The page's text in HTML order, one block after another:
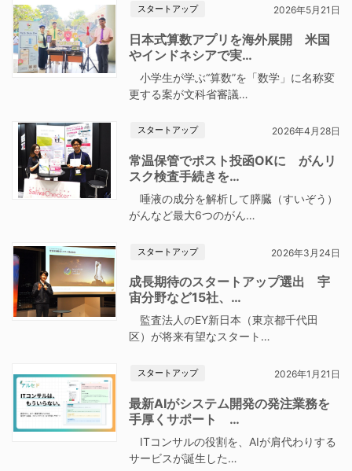
スタートアップ 2026年5月21日
日本式算数アプリを海外展開 米国
やインドネシアで実…
小学生が学ぶ“算数”を「数学」に名称変
更する案が文科省審議…
スタートアップ 2026年4月28日
常温保管でポスト投函OKに がんリ
スク検査手続きを…
唾液の成分を解析して膵臓（すいぞう）
がんなど最大6つのがん…
スタートアップ 2026年3月24日
成長期待のスタートアップ選出 宇
宙分野など15社、…
監査法人のEY新日本（東京都千代田
区）が将来有望なスタート…
スタートアップ 2026年1月21日
最新AIがシステム開発の発注業務を
手厚くサポート …
ITコンサルの役割を、AIが肩代わりする
サービスが誕生した…